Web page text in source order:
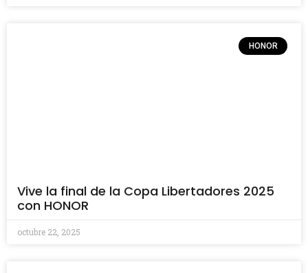
HONOR
Vive la final de la Copa Libertadores 2025
con HONOR
octubre 22, 2025